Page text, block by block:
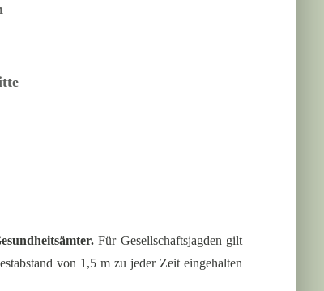
Für Gesellschaftsjagden gilt
von 1,5 m zu jeder Zeit eingehalten